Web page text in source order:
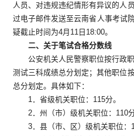
人员、对违规违纪情形有异议的人
过电子邮件发送至云南省人事考试
疑截止时间为4月11日18:00。
二、关于笔试合格分数线
公安机关人民警察职位按行政
测试三科成绩总分划定；其他职位
总分划定。具体如下：
1．省级机关职位：115分。
2．州（市）级机关职位：110分
3．县（市、区）级机关职位：